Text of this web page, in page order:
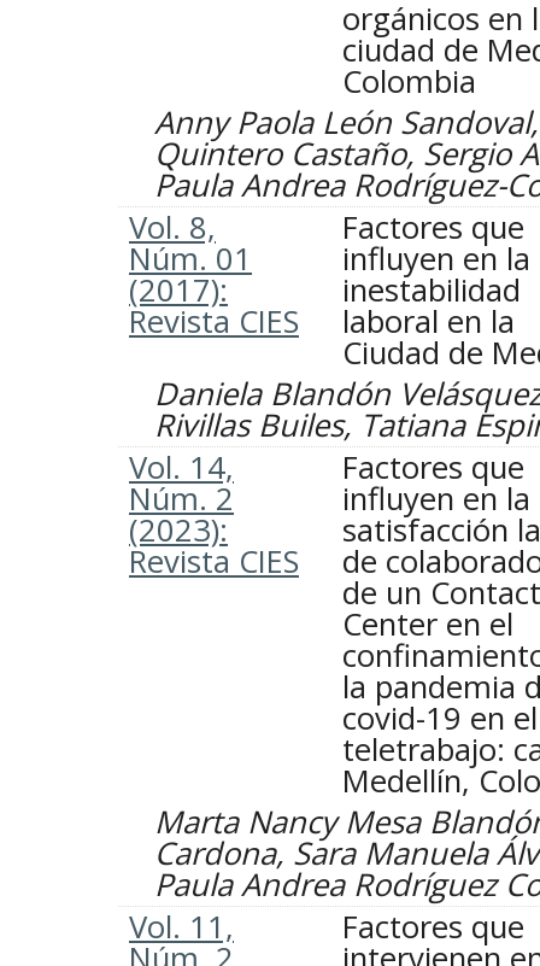
orgánicos en
ciudad de
Colombia
Anny Paola León
Quintero Castaño, Sergio
Paula Andrea Rodríguez-
Vol. 8,
Núm. 01
(2017):
Revista CIES
Factores que
influyen en la
inestabilidad
laboral en la
Ciudad de
Daniela Blandón
Rivillas Builes, Tatiana
Vol. 14,
Núm. 2
(2023):
Revista CIES
Factores que
influyen en la
satisfacción
de
de un Contact
Center en el
la pandemia
covid-19 en el
teletrabajo:
Medellín,
Marta Nancy Mesa
Cardona, Sara Manuela
Paula Andrea Rodríguez
Vol. 11,
Factores que